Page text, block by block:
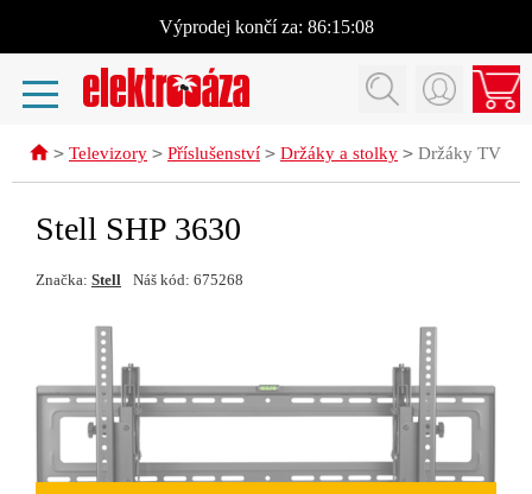
Výprodej končí za: 86:15:08
> Televizory > Příslušenství > Držáky a stolky > Držáky TV
Stell SHP 3630
Značka: Stell Náš kód: 675268